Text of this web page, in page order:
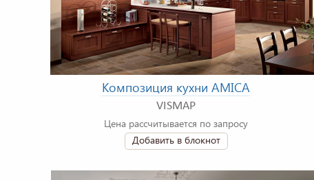
Композиция кухни AMICA
VISMAP
Цена рассчитывается по запросу
Добавить в блокнот